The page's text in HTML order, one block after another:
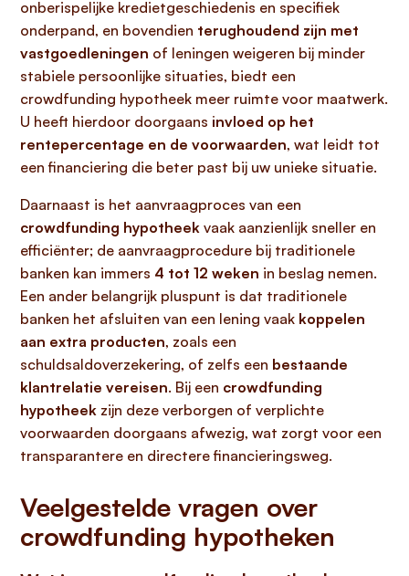
onberispelijke kredietgeschiedenis en specifiek
onderpand, en bovendien terughoudend zijn met
vastgoedleningen of leningen weigeren bij minder
stabiele persoonlijke situaties, biedt een
crowdfunding hypotheek meer ruimte voor maatwerk.
U heeft hierdoor doorgaans invloed op het
rentepercentage en de voorwaarden, wat leidt tot
een financiering die beter past bij uw unieke situatie.
Daarnaast is het aanvraagproces van een
crowdfunding hypotheek vaak aanzienlijk sneller en
efficiënter; de aanvraagprocedure bij traditionele
banken kan immers 4 tot 12 weken in beslag nemen.
Een ander belangrijk pluspunt is dat traditionele
banken het afsluiten van een lening vaak koppelen
aan extra producten, zoals een
schuldsaldoverzekering, of zelfs een bestaande
klantrelatie vereisen. Bij een crowdfunding
hypotheek zijn deze verborgen of verplichte
voorwaarden doorgaans afwezig, wat zorgt voor een
transparantere en directere financieringsweg.
Veelgestelde vragen over
crowdfunding hypotheken